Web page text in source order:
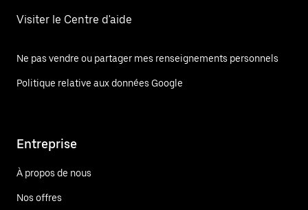
Visiter le Centre d'aide
Ne pas vendre ou partager mes renseignements personnels
Politique relative aux données Google
Entreprise
À propos de nous
Nos offres